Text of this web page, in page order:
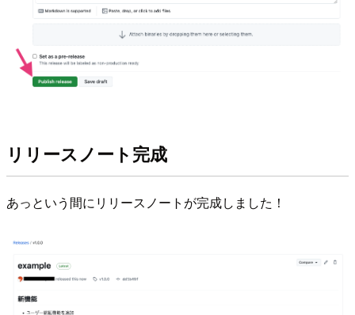
リリースノート完成
あっという間にリリースノートが完成しました！